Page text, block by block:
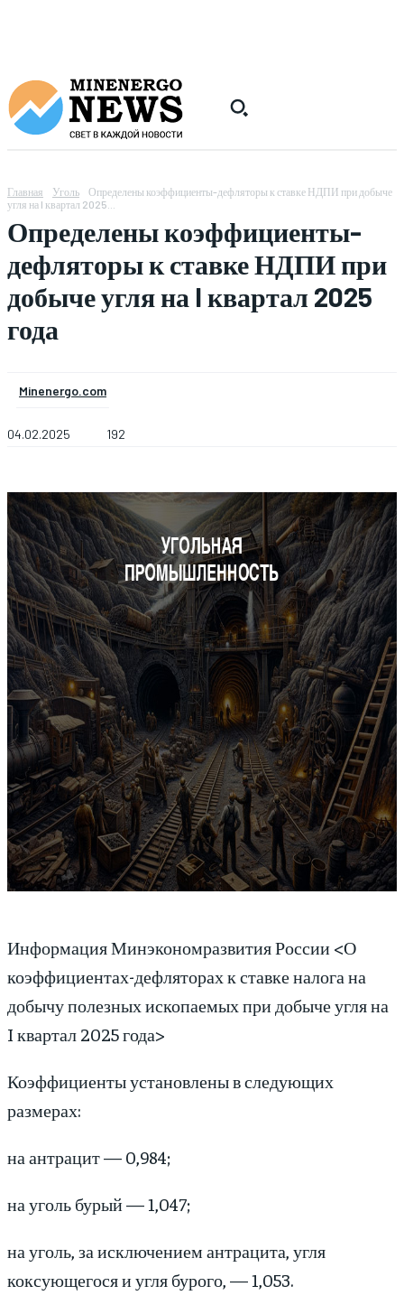
Главная Уголь
Определены коэффициенты-дефляторы к ставке НДПИ при добыче
угля на I квартал 2025...
Определены коэффициенты-
дефляторы к ставке НДПИ при
добыче угля на I квартал 2025
года
Minenergo.com
04.02.2025 192
Информация Минэкономразвития России <О
коэффициентах-дефляторах к ставке налога на
добычу полезных ископаемых при добыче угля на
I квартал 2025 года>
Коэффициенты установлены в следующих
размерах:
на антрацит — 0,984;
на уголь бурый — 1,047;
на уголь, за исключением антрацита, угля
коксующегося и угля бурого, — 1,053.